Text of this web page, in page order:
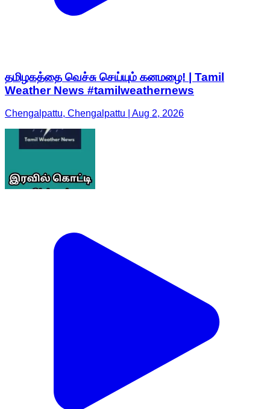
தமிழகத்தை வெச்சு செய்யும் கனமழை! | Tamil
Weather News #tamilweathernews
Chengalpattu, Chengalpattu | Aug 2, 2026